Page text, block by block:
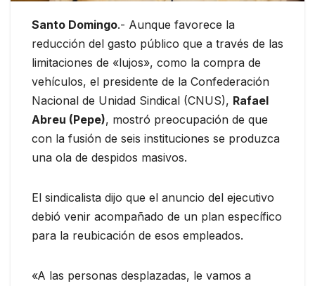
Santo Domingo.- Aunque favorece la
reducción del gasto público que a través de las
limitaciones de «lujos», como la compra de
vehículos, el presidente de la Confederación
Nacional de Unidad Sindical (CNUS), Rafael
Abreu (Pepe), mostró preocupación de que
con la fusión de seis instituciones se produzca
una ola de despidos masivos.
El sindicalista dijo que el anuncio del ejecutivo
debió venir acompañado de un plan específico
para la reubicación de esos empleados.
«A las personas desplazadas, le vamos a